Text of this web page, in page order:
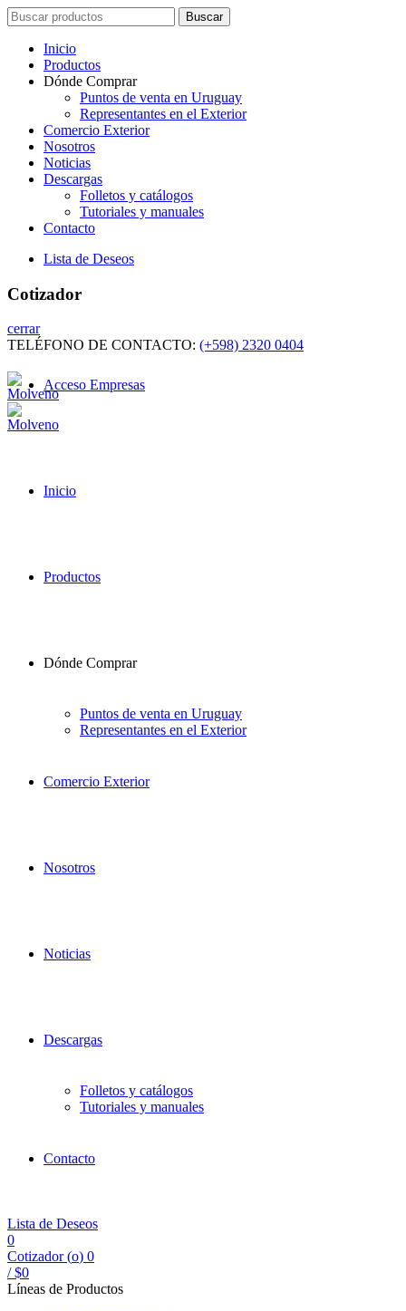
Search
for:
Buscar
Inicio
Productos
Dónde Comprar
Puntos de venta en Uruguay
Representantes en el Exterior
Comercio Exterior
Nosotros
Noticias
Descargas
Folletos y catálogos
Tutoriales y manuales
Contacto
Lista de Deseos
Cotizador
cerrar
TELÉFONO DE CONTACTO: (+598) 2320 0404
Acceso Empresas
Inicio
Productos
Dónde Comprar
Puntos de venta en Uruguay
Representantes en el Exterior
Comercio Exterior
Nosotros
Noticias
Descargas
Folletos y catálogos
Tutoriales y manuales
Contacto
Lista de Deseos
0
Cotizador (o) 0
/ $0
Líneas de Productos